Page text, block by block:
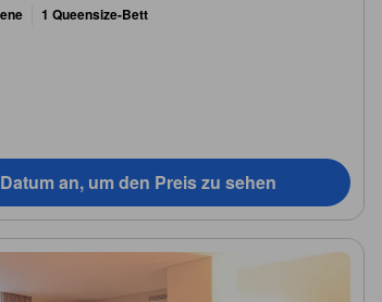
1 Queensize-Bett
an, um den Preis zu sehen